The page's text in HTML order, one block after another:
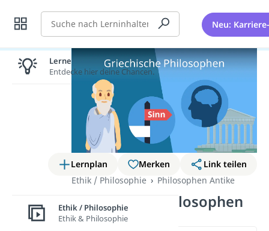
Suche Neu:
Lernplan Merken
Link teilen
Ethik / Philosophie
Philosophen Antike
Griechische Philosophen
Lernen lohnt sich!
Entdecke hier deine Chancen.
Ethik / Philosophie
Ethik & Philosophie